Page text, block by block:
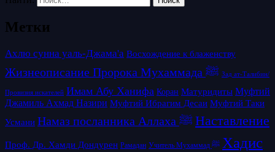
Метки
Ахлю сунна уаль-Джама'а Восхождение к блаженству
Жизнеописание Пророка Мухаммада ﷺ Зад ат-Талибин/
Провизия искателей Имам Абу Ханифа Коран Матуридиты Муфтий
Джамиль Ахмад Назири Муфтий Ибрагим Десаи Муфтий Таки
Усмани
Намаз посланника Аллаха ﷺ Наставление
Проф. Др. Хамди Дондурен Рамадан Учитель Мухаммад ﷺ Хадис